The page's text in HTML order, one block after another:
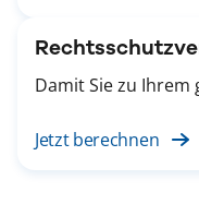
Damit Sie zu Ihrem
Jetzt berechnen